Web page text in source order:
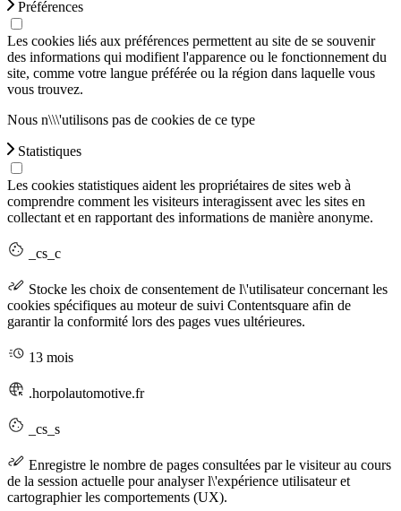
Préférences
Les cookies liés aux préférences permettent au site de se souvenir
des informations qui modifient l'apparence ou le fonctionnement du
site, comme votre langue préférée ou la région dans laquelle vous
vous trouvez.
Nous n\\\'utilisons pas de cookies de ce type
Statistiques
Les cookies statistiques aident les propriétaires de sites web à
comprendre comment les visiteurs interagissent avec les sites en
collectant et en rapportant des informations de manière anonyme.
_cs_c
Stocke les choix de consentement de l\'utilisateur concernant les
cookies spécifiques au moteur de suivi Contentsquare afin de
garantir la conformité lors des pages vues ultérieures.
13 mois
.horpolautomotive.fr
_cs_s
Enregistre le nombre de pages consultées par le visiteur au cours
de la session actuelle pour analyser l\'expérience utilisateur et
cartographier les comportements (UX).